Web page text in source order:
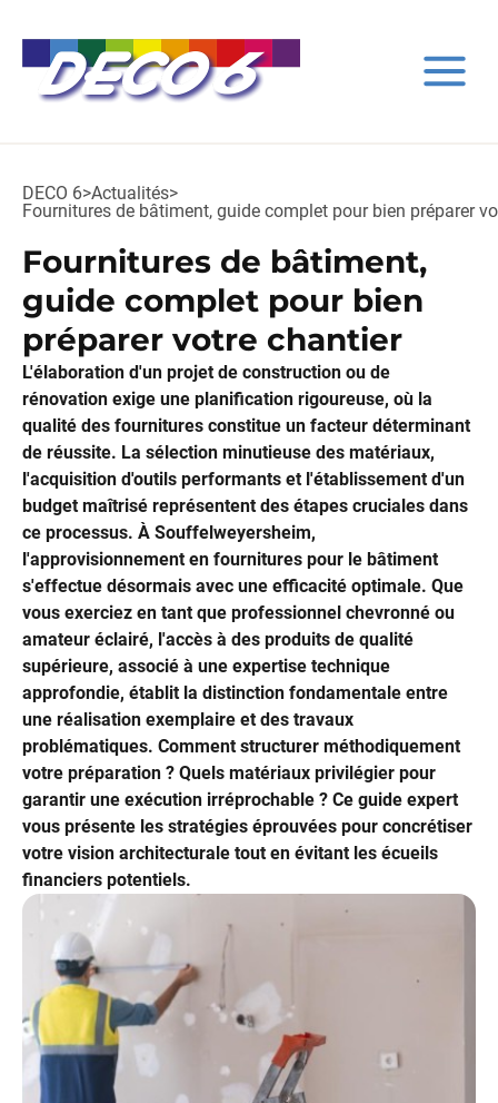
DECO 6>Actualités>
Fournitures de bâtiment, guide complet pour bien préparer
Fournitures de bâtiment,
guide complet pour bien
préparer votre chantier
L'élaboration d'un projet de construction ou de
rénovation exige une planification rigoureuse, où la
qualité des fournitures constitue un facteur déterminant
de réussite. La sélection minutieuse des matériaux,
l'acquisition d'outils performants et l'établissement d'un
budget maîtrisé représentent des étapes cruciales dans
ce processus. À Souffelweyersheim,
l'approvisionnement en fournitures pour le bâtiment
s'effectue désormais avec une efficacité optimale. Que
vous exerciez en tant que professionnel chevronné ou
amateur éclairé, l'accès à des produits de qualité
supérieure, associé à une expertise technique
approfondie, établit la distinction fondamentale entre
une réalisation exemplaire et des travaux
problématiques. Comment structurer méthodiquement
votre préparation ? Quels matériaux privilégier pour
garantir une exécution irréprochable ? Ce guide expert
vous présente les stratégies éprouvées pour concrétiser
votre vision architecturale tout en évitant les écueils
financiers potentiels.